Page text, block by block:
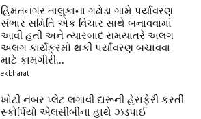
હિંમતનગર તાલુકાના ગઢોડા ગામે પર્યાવરણ
સંભાર સમિતિ એક વિચાર સાથે બનાવવામાં
આવી હતી અને ત્યારબાદ સમયાંતરે અલગ
અલગ કાર્યક્રમો થકી પર્યાવરણ બચાવવા
માટે કામગીરી...
ekbharat
ખોટી નંબર પ્લેટ લગાવી દારૂની હેરાફેરી કરતી
સ્કોર્પિયો એલસીબીના હાથે ઝડપાઈ